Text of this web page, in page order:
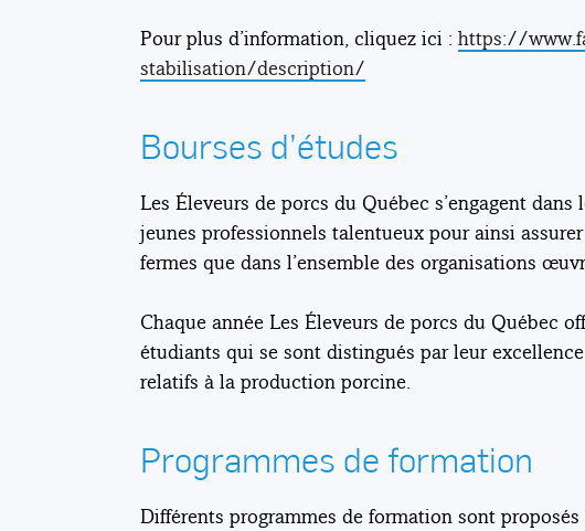
Pour plus d’information, cliquez ici : https://
stabilisation/description/
Bourses d’études
Les Éleveurs de porcs du Québec s’engagent
jeunes professionnels talentueux pour ainsi
fermes que dans l’ensemble des organisations
Chaque année Les Éleveurs de porcs du Québec
étudiants qui se sont distingués par leur
relatifs à la production porcine.
Programmes de formation
Différents programmes de formation sont